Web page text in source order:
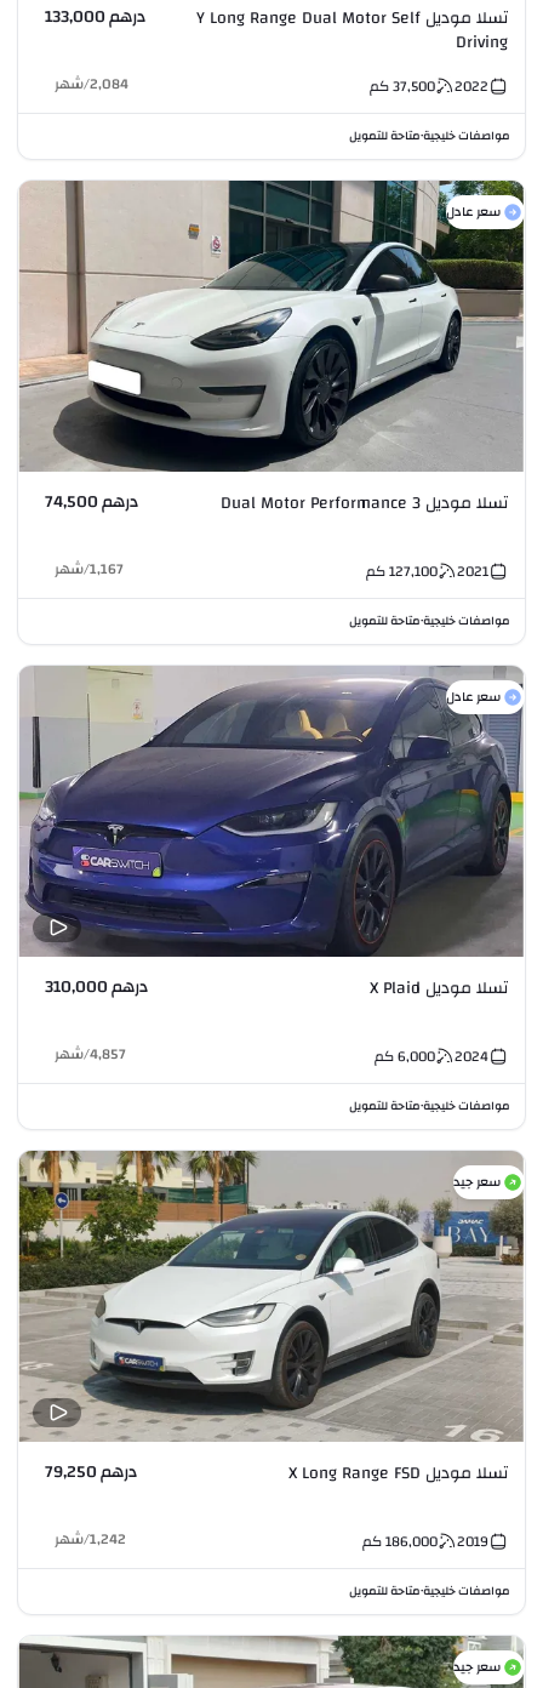
تسلا موديل Y Long Range Dual Motor Self
Driving
درهم 133,000
2022
37,500كم 2,084
/شهر
مواصفات خليجية•متاحة للتمويل
سعر عادل
تسلا موديل 3 Dual Motor Performance درهم 74,500
2021
127,100كم 1,167
/شهر
مواصفات خليجية•متاحة للتمويل
سعر عادل
تسلا موديل X Plaid درهم 310,000
2024
6,000كم 4,857
/شهر
مواصفات خليجية•متاحة للتمويل
سعر جيد
تسلا موديل X Long Range FSD درهم 79,250
2019
186,000كم 1,242
/شهر
مواصفات خليجية•متاحة للتمويل
سعر جيد